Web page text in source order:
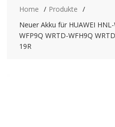
Home
Produkte
Neuer Akku für HUAWEI
WFP9Q WRTD-WFH9Q
19R